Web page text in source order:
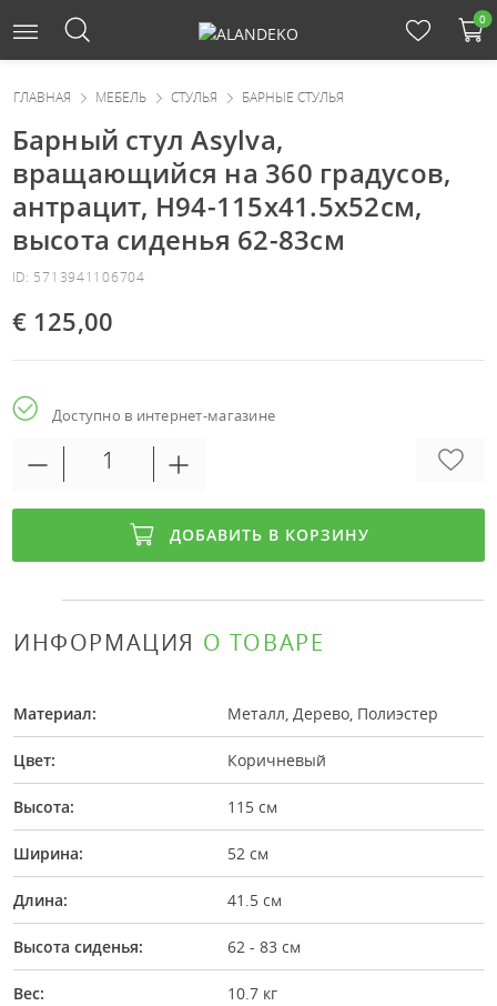
0
ГЛАВНАЯ МЕБЕЛЬ СТУЛЬЯ БАРНЫЕ СТУЛЬЯ
Барный стул Asylva,
вращающийся на 360 градусов,
антрацит, H94-115x41.5x52см,
высота сиденья 62-83см
ID: 5713941106704
€ 125,00
Доступно в интернет-магазине
ДОБАВИТЬ В КОРЗИНУ
ИНФОРМАЦИЯ О ТОВАРЕ
Материал: Металл, Дерево, Полиэстер
Цвет: Коричневый
Высота: 115 см
Ширина: 52 см
Длина: 41.5 см
Высота сиденья: 62 - 83 см
Вес: 10.7 кг